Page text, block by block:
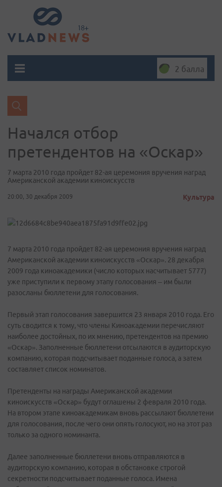
2 балла
Начался отбор
претендентов на «Оскар»
7 марта 2010 года пройдет 82-ая церемония вручения наград
Американской академии киноискусств
20:00, 30 декабря 2009 Культура
7 марта 2010 года пройдет 82-ая церемония вручения наград
Американской академии киноискусств «Оскар». 28 декабря
2009 года киноакадемики (число которых насчитывает 5777)
уже приступили к первому этапу голосования – им были
разосланы бюллетени для голосования.
Первый этап голосования завершится 23 января 2010 года. Его
суть сводится к тому, что члены Киноакадемии перечисляют
наиболее достойных, по их мнению, претендентов на премию
«Оскар». Заполненные бюллетени отсылаются в аудиторскую
компанию, которая подсчитывает поданные голоса, а затем
составляет список номинатов.
Претенденты на награды Американской академии
киноискусств «Оскар» будут оглашены 2 февраля 2010 года.
На втором этапе киноакадемикам вновь рассылают бюллетени
для голосования, после чего они опять голосуют, но на этот раз
только за одного номинанта.
Далее заполненные бюллетени вновь отправляются в
аудиторскую компанию, которая в обстановке строгой
секретности подсчитывает поданные голоса. Имена